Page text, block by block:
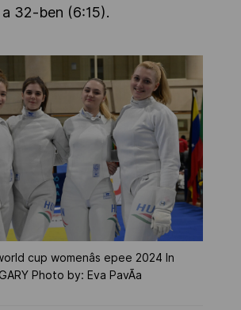
32-ben (6:15).
cup womenâs epee 2024 In
Photo by: Eva PavÃ­a